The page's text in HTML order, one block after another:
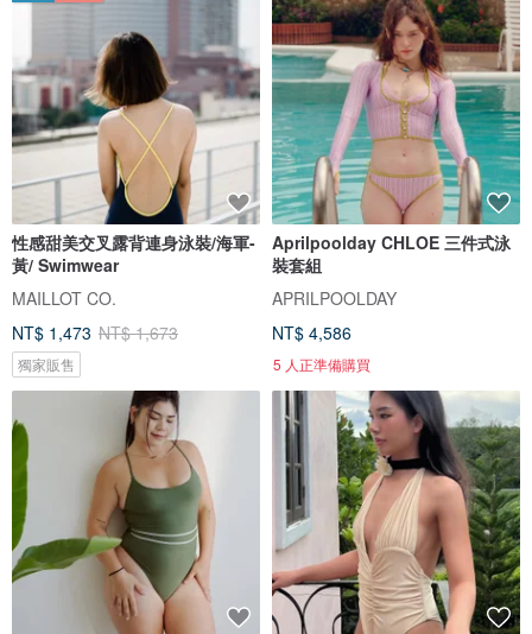
性感甜美交叉露背連身泳裝/海軍-
黃/ Swimwear
MAILLOT CO.
NT$ 1,473 NT$ 1,673
獨家販售
Aprilpoolday CHLOE 三件式泳
裝套組
APRILPOOLDAY
NT$ 4,586
5 人正準備購買